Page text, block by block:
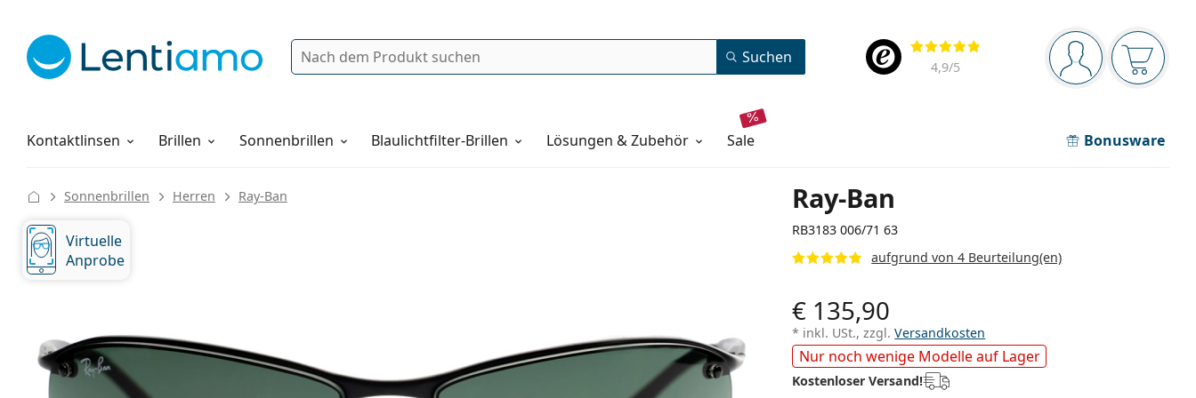
Navigationsleiste
Sie sind Der
Bewertung
4,9/5
Suche Suchen
Kontaktlinsen
Pflegemittel Brillen Sonnenbrillen Blaulichtfilter-Brillen Lösungen & Zubehör sale Bonusware
Alles über den Einkauf
Ray-Ban
RB3183 006/71 63
aufgrund von 4 Beurteilung(en)
Sonnenbrillen Herren Ray-Ban
Virtuelle
Anprobe
€ 135,90
* inkl. USt., zzgl.Versandkosten
Nur noch wenige Modelle auf Lager
Kostenloser Versand!